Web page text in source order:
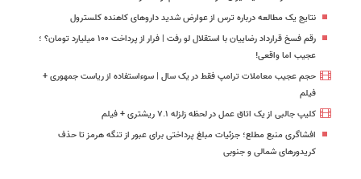
نتایج یک مطالعه درباره ترس از عوارض شدید داروهای کاهنده کلسترول
رقم فسخ قرارداد رضاییان با استقلال لو رفت | فرار از پرداخت ۱۰۰ میلیارد تومان؟ ؛
عجیب اما واقعی!
حجم عجیب معاملات ترامپ فقط در یک سال | سوءاستفاده از ریاست جمهوری +
فیلم
کلیپ جالبی از یک اتاق عمل در لحظه زلزله ۷.۱ ریشتری + فیلم
افشاگری منبع مطلع؛ جزئیات مبلغ پرداختی برای عبور از تنگه هرمز تا حذف
کریدورهای شمالی و جنوبی